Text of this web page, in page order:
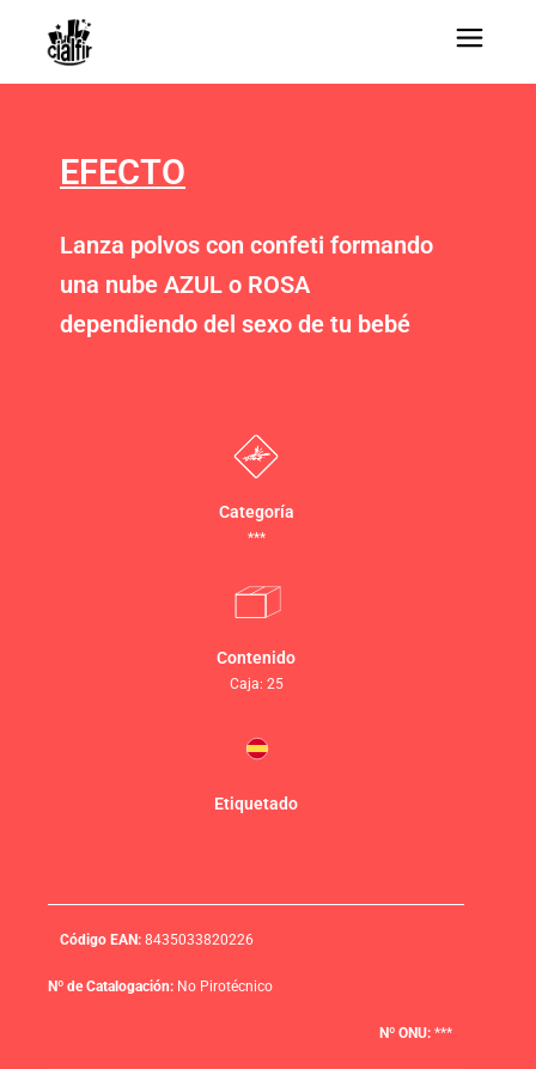
EFECTO
Lanza polvos con confeti formando
una nube AZUL o ROSA
dependiendo del sexo de tu bebé
Categoría
***
Contenido
Caja: 25
Etiquetado
Código EAN: 8435033820226
Nº de Catalogación: No Pirotécnico
Nº ONU: ***